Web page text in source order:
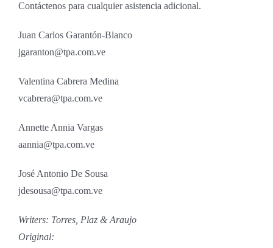
Contáctenos para cualquier asistencia adicional.
Juan Carlos Garantón-Blanco
jgaranton@tpa.com.ve
Valentina Cabrera Medina
vcabrera@tpa.com.ve
Annette Annia Vargas
aannia@tpa.com.ve
José Antonio De Sousa
jdesousa@tpa.com.ve
Writers: Torres, Plaz & Araujo
Original: